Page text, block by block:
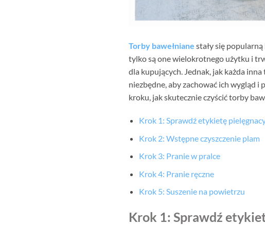
Torby bawełniane stały się
tylko są one wielokrotnego użytku i
dla kupujących. Jednak, jak każda
niezbędne, aby zachować ich wygląd
kroku, jak skutecznie czyścić torby
Krok 1: Sprawdź etykietę
Krok 2: Wstępne czyszczenie plam
Krok 3: Pranie w pralce
Krok 4: Pranie ręczne
Krok 5: Suszenie na powietrzu
Krok 1: Sprawdź